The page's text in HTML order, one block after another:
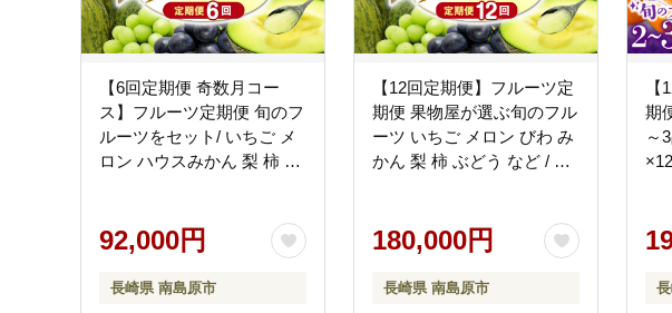
【6回定期便 奇数月コー
ス】フルーツ定期便 旬のフ
ルーツをセット/ いちご メ
ロン ハウスみかん 梨 柿 な
秋フルーツ 冬フルーツ / 南
島原市 / 贅沢宝庫 [SDZ021]
92,000円
長崎県 南島原市
【12回定期便】フルーツ定
期便 果物屋が選ぶ旬のフル
ーツ いちご メロン びわ み
かん 梨 柿 ぶどう など / 果
ツ 秋フルーツ 冬フルーツ /
南島原市 / 贅沢宝庫
[SDZ023]
180,000円
長崎県 南島原市
期
～
ツ